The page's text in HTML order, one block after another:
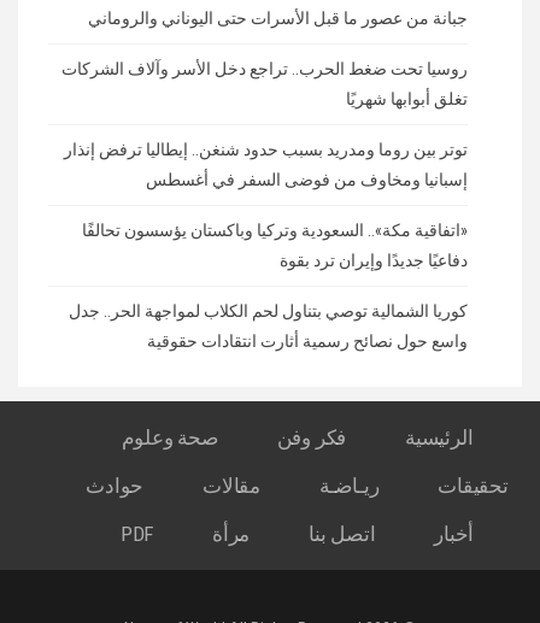
جبانة من عصور ما قبل الأسرات حتى اليوناني والروماني
روسيا تحت ضغط الحرب.. تراجع دخل الأسر وآلاف الشركات
تغلق أبوابها شهريًا
توتر بين روما ومدريد بسبب حدود شنغن.. إيطاليا ترفض إنذار
إسبانيا ومخاوف من فوضى السفر في أغسطس
«اتفاقية مكة».. السعودية وتركيا وباكستان يؤسسون تحالفًا
دفاعيًا جديدًا وإيران ترد بقوة
كوريا الشمالية توصي بتناول لحم الكلاب لمواجهة الحر.. جدل
واسع حول نصائح رسمية أثارت انتقادات حقوقية
الرئيسية فكر وفن
صحة وعلوم
تحقيقات
ريـاضـة مقالات
حوادث
أخبار
اتصل بنا مرأة PDF